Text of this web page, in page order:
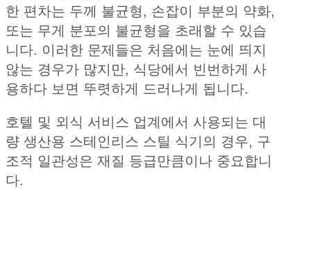
한 편차는 두께 불균형, 손잡이 부분의 약화,
또는 무게 분포의 불균형을 초래할 수 있습
니다. 이러한 문제들은 처음에는 눈에 띄지
않는 경우가 많지만, 식당에서 빈번하게 사
용하다 보면 뚜렷하게 드러나게 됩니다.
호텔 및 외식 서비스 업계에서 사용되는 대
량 생산용 스테인리스 스틸 식기의 경우, 구
조적 일관성은 재질 등급만큼이나 중요합니
다.